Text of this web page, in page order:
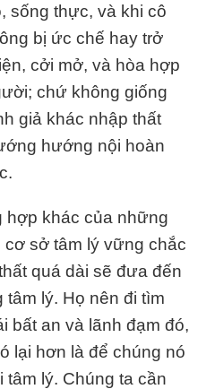
sống thực, và khi cô
bị ức chế hay trở
cởi mở, và hòa hợp
chứ không giống
giả khác nhập thất
hướng nội hoàn
hợp khác của những
sở tâm lý vững chắc
quá dài sẽ đưa đến
lý. Họ nên đi tìm
bất an và lãnh đạm đó,
lại hơn là để chúng nó
lý. Chúng ta cần